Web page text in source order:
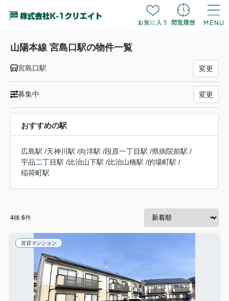
山陽本線 宮島口駅の物件一覧
宮島口駅 変更
募集中 変更
おすすめの駅
広島駅 /天神川駅 /向洋駅 /段原一丁目駅 /県病院前駅 /
宇品二丁目駅 /比治山下駅 /比治山橋駅 /的場町駅 /
稲荷町駅
4棟 6件
賃貸マンション